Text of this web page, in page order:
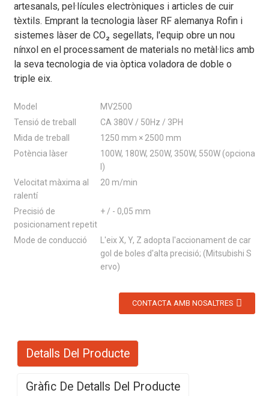
artesanals, pel·lícules electròniques i articles de cuir
tèxtils. Emprant la tecnologia làser RF alemanya Rofin i
sistemes làser de CO₂ segellats, l'equip obre un nou
nínxol en el processament de materials no metàl·lics amb
la seva tecnologia de via òptica voladora de doble o
triple eix.
Model
MV2500
Tensió de treball
CA 380V / 50Hz / 3PH
Mida de treball
1250 mm × 2500 mm
Potència làser
100W, 180W, 250W, 350W, 550W (opciona
l)
Velocitat màxima al
ralentí
20 m/min
Precisió de
posicionament repetit
+ / - 0,05 mm
Mode de conducció
L'eix X, Y, Z adopta l'accionament de car
gol de boles d'alta precisió; (Mitsubishi S
ervo)
CONTACTA AMB NOSALTRES
Detalls Del Producte
Gràfic De Detalls Del Producte